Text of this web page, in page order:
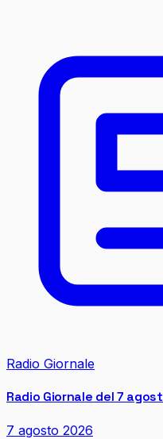
Radio Giornale
Radio Giornale del 7
7 agosto 2026